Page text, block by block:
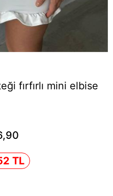
fırfırlı mini elbise
TL